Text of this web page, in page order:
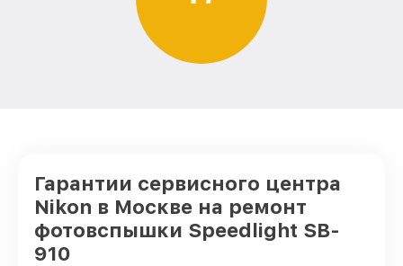
Гарантии сервисного центра
Nikon в Москве на ремонт
фотовспышки Speedlight SB-
910